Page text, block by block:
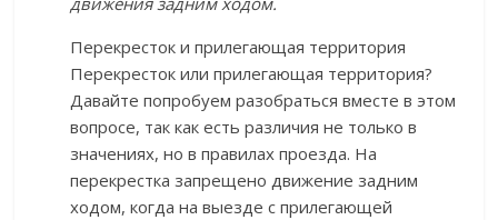
Перекресток и прилегающая территория
Перекресток или прилегающая территория?
Давайте попробуем разобраться вместе в этом
вопросе, так как есть различия не только в
значениях, но в правилах проезда. На
перекрестка запрещено движение задним
ходом, когда на выезде с прилегающей